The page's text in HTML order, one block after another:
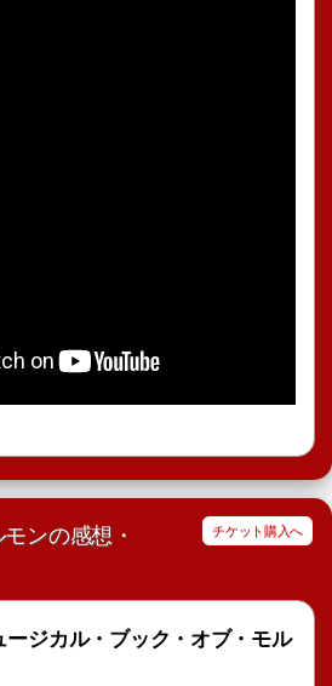
ンの感想・
チケット購入へ
ージカル・ブック・オブ・モル